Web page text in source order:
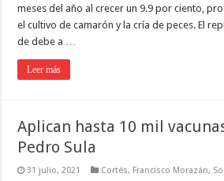
meses del año al crecer un 9.9 por ciento,
el cultivo de camarón y la cría de peces. El
de debe a …
Leer más
Aplican hasta 10 mil
Pedro Sula
31 julio, 2021 Cortés, Francisco Morazán,